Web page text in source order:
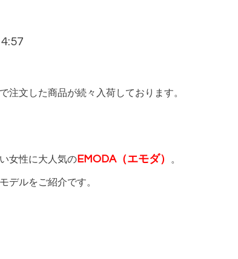
注文した商品が続々入荷しております。
女性に大人気のEMODA（エモダ） 。
デルをご紹介です。